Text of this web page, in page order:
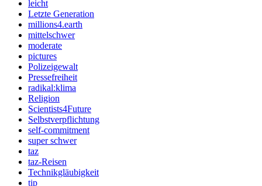
leicht
Letzte Generation
millions4.earth
mittelschwer
moderate
pictures
Polizeigewalt
Pressefreiheit
radikal:klima
Religion
Scientists4Future
Selbstverpflichtung
self-commitment
super schwer
taz
taz-Reisen
Technikgläubigkeit
tip